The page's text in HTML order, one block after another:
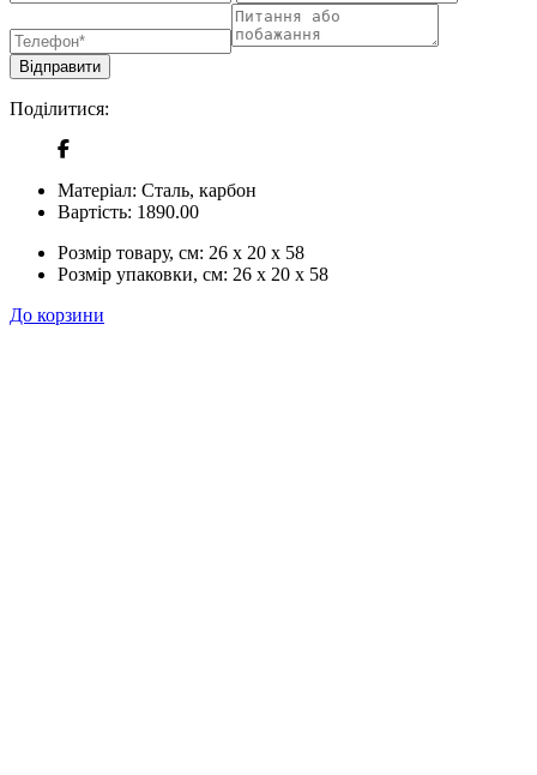
Відправити
Поділитися:
Матеріал: Сталь, карбон
Вартість: 1890.00
Розмір товару, см: 26 x 20 x 58
Розмір упаковки, см: 26 x 20 x 58
До корзини